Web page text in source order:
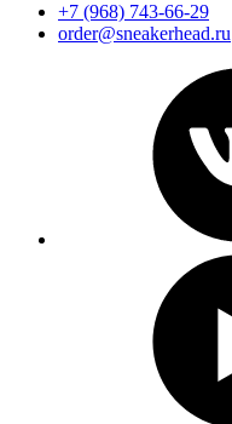
+7 (968) 743-66-29
order@sneakerhead.ru